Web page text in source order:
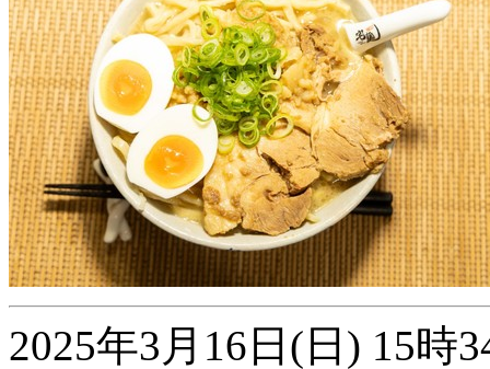
2025年3月16日(日) 15時